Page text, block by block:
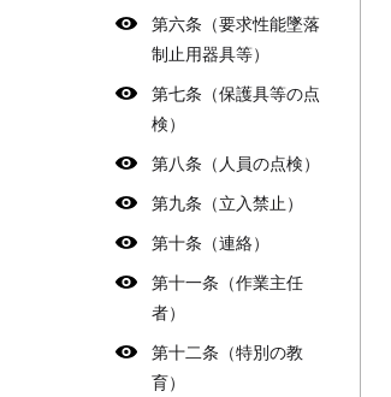
第六条（要求性能墜落
制止用器具等）
第七条（保護具等の点
検）
第八条（人員の点検）
第九条（立入禁止）
第十条（連絡）
第十一条（作業主任
者）
第十二条（特別の教
育）